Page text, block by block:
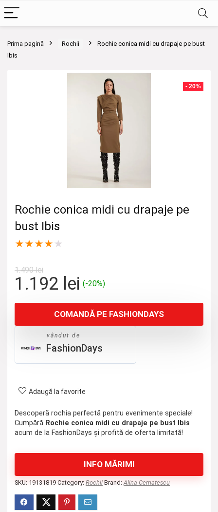
Prima pagină Rochii
Rochie conica midi cu drapaje pe bust
Ibis
- 20%
Rochie conica midi cu drapaje pe
bust Ibis
★★★★ ★
1.490lei
Prețul
a
fost:
1.490 lei.
1.192 leiPrețul
este:
1.192 lei.
(-20%)
COMANDĂ PE FASHIONDAYS
vândut de
FashionDays
Adaugă la favorite
Descoperă rochia perfectă pentru evenimente speciale!
Cumpără Rochie conica midi cu drapaje pe bust Ibis
acum de la FashionDays și profită de oferta limitată!
INFO MĂRIMI
SKU: 19131819 Category: Rochii Brand:Alina Cernatescu